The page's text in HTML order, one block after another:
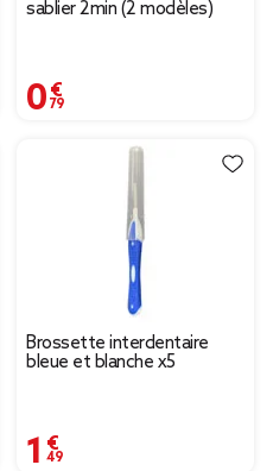
sablier 2min (2 modèles)
0,79 €
Brossette interdentaire
bleue et blanche x5
1,49 €